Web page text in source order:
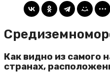
Как видно из самого
странах,